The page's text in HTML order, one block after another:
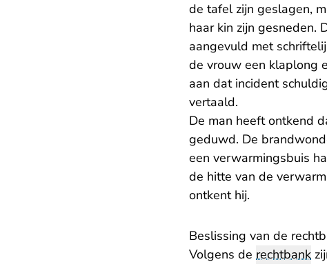
de tafel zijn geslagen,
haar kin zijn gesneden.
aangevuld met
de vrouw een klaplong
aan dat incident
vertaald.
De man heeft ontkend
geduwd. De
een verwarmingsbuis
de hitte van de
ontkent hij.
Beslissing van de
Volgens de rechtbank